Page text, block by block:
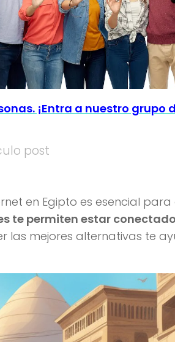
¡Entra a nuestro grupo
post
en Egipto es esencial
te permiten estar
las mejores alternativas te